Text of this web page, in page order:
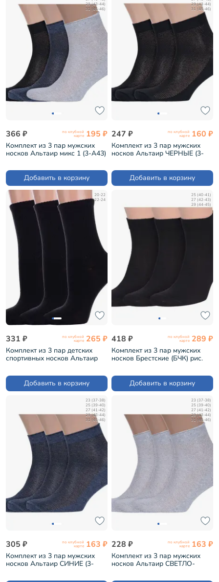
29 (43-44)
31 (45-46)
366 ₽ по клубной
карте 195 ₽
Комплект из 3 пар мужских
носков Альтаир микс 1 (3-А43)
Добавить в корзину
29 (43-44)
31 (45-46)
247 ₽ по клубной
карте 160 ₽
Комплект из 3 пар мужских
носков Альтаир ЧЕРНЫЕ (3-
Добавить в корзину
20-22
22-24
331 ₽ по клубной
карте 265 ₽
Комплект из 3 пар детских
спортивных носков Альтаир
Добавить в корзину
25 (40-41)
27 (42-43)
29 (44-45)
418 ₽ по клубной
карте 289 ₽
Комплект из 3 пар мужских
носков Брестские (БЧК) рис.
Добавить в корзину
23 (37-38)
25 (39-40)
27 (41-42)
29 (43-44)
31 (45-46)
305 ₽ по клубной
карте 163 ₽
Комплект из 3 пар мужских
носков Альтаир СИНИЕ (3-
23 (37-38)
25 (39-40)
27 (41-42)
29 (43-44)
31 (45-46)
228 ₽ по клубной
карте 163 ₽
Комплект из 3 пар мужских
носков Альтаир СВЕТЛО-